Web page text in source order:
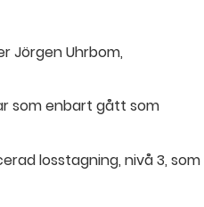
Jörgen Uhrbom,
som enbart gått som
losstagning, nivå 3, som